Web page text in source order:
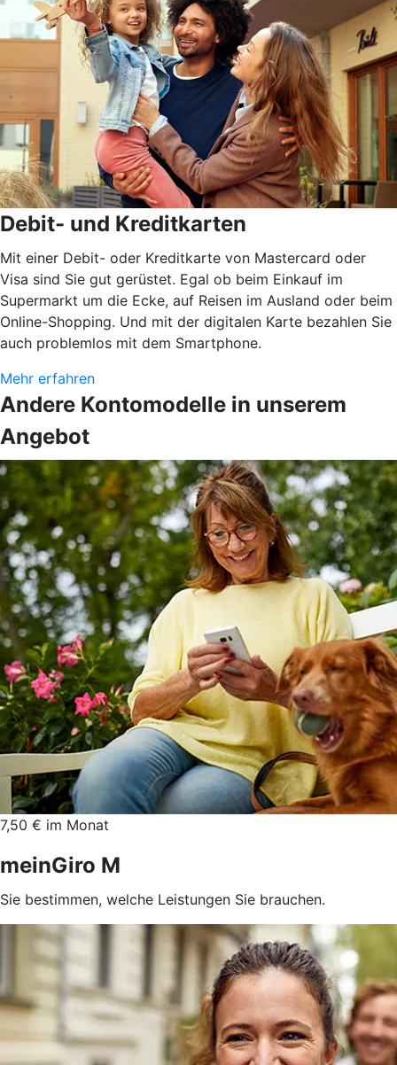
Debit- und Kreditkarten
Mit einer Debit- oder Kreditkarte von Mastercard oder
Visa sind Sie gut gerüstet. Egal ob beim Einkauf im
Supermarkt um die Ecke, auf Reisen im Ausland oder beim
Online-Shopping. Und mit der digitalen Karte bezahlen Sie
auch problemlos mit dem Smartphone.
Mehr erfahren
Andere Kontomodelle in unserem
Angebot
7,50 € im Monat
meinGiro M
Sie bestimmen, welche Leistungen Sie brauchen.